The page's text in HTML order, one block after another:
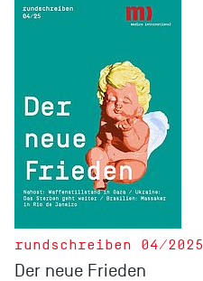
rundschreiben 04/2025
Der neue Frieden